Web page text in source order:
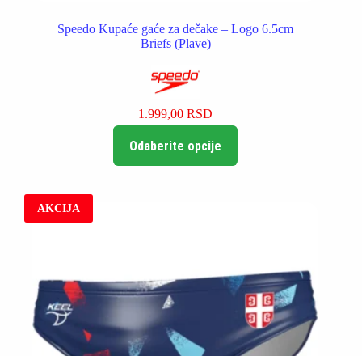
Speedo Kupaće gaće za dečake – Logo 6.5cm
Briefs (Plave)
1.999,00RSD
Odaberite opcije
proizvod
stranici
AKCIJA